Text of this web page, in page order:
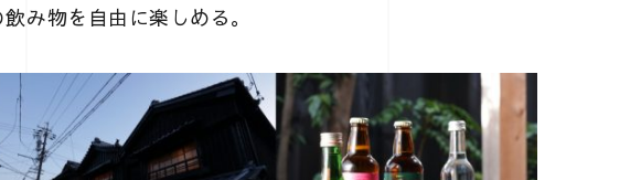
み物を自由に楽しめる。